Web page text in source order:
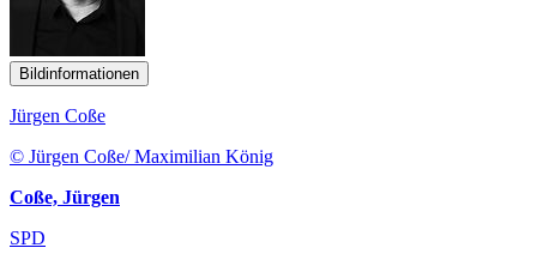
Bildinformationen
Jürgen Coße
© Jürgen Coße/ Maximilian König
Coße, Jürgen
SPD